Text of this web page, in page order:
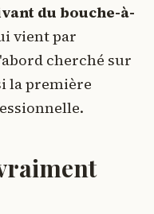
du bouche-à-
vient par
cherché sur
la première